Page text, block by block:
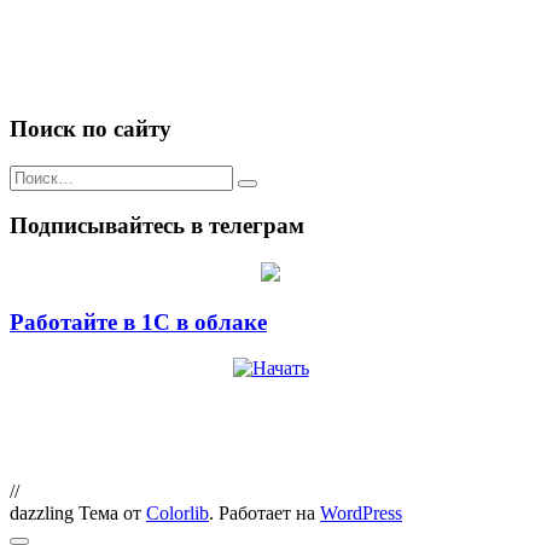
Поиск по сайту
Искать:
Подписывайтесь в телеграм
Работайте в 1С в облаке
//
dazzling Тема от Colorlib. Работает на WordPress